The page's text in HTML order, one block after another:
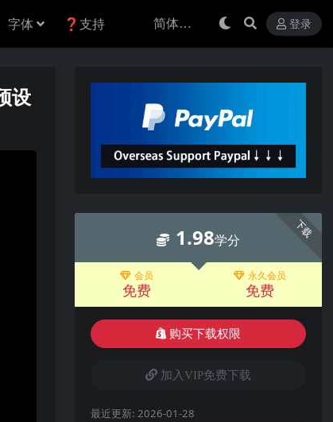
字体 ❓支持 登录
设
下载
1.98学分
会员
免费
永久会员
免费
购买下载权限
加入VIP免费下载
最近更新: 2026-01-28